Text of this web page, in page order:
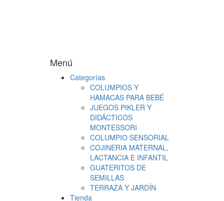
Menú
Categorías
COLUMPIOS Y
HAMACAS PARA BEBÉ
JUEGOS PIKLER Y
DIDÁCTICOS
MONTESSORI
COLUMPIO SENSORIAL
COJINERIA MATERNAL,
LACTANCIA E INFANTIL
GUATERITOS DE
SEMILLAS
TERRAZA Y JARDÍN
Tienda